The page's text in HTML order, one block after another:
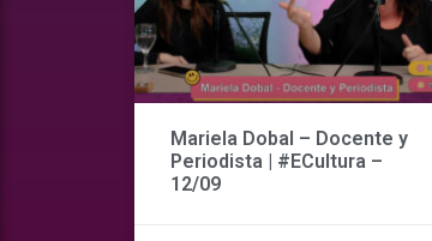
Mariela Dobal – Docente y
Periodista | #ECultura –
12/09